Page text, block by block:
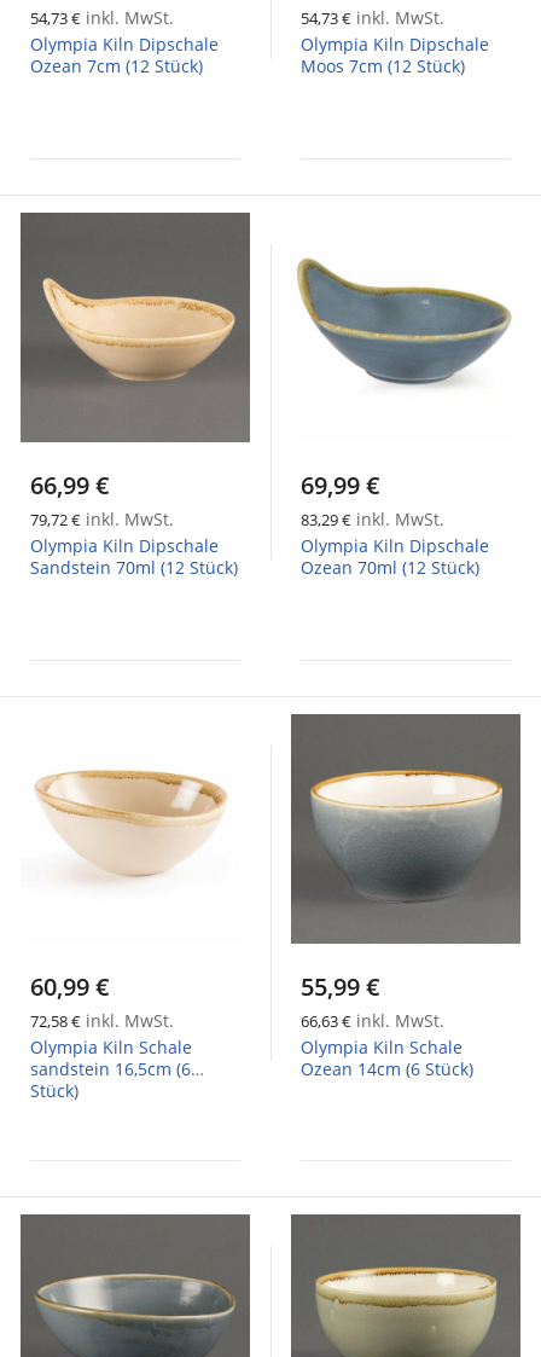
54,73 € inkl. MwSt.
Olympia Kiln Dipschale
Ozean 7cm (12 Stück)
54,73 € inkl. MwSt.
Olympia Kiln Dipschale
Moos 7cm (12 Stück)
66,99 €
79,72 € inkl. MwSt.
Olympia Kiln Dipschale
Sandstein 70ml (12 Stück)
69,99 €
83,29 € inkl. MwSt.
Olympia Kiln Dipschale
Ozean 70ml (12 Stück)
60,99 €
72,58 € inkl. MwSt.
Olympia Kiln Schale
sandstein 16,5cm (6
Stück)
55,99 €
66,63 € inkl. MwSt.
Olympia Kiln Schale
Ozean 14cm (6 Stück)